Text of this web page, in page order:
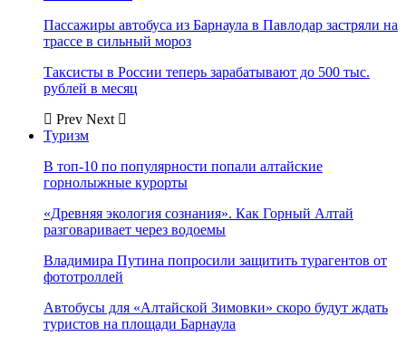
Пассажиры автобуса из Барнаула в Павлодар застряли на
трассе в сильный мороз
Таксисты в России теперь зарабатывают до 500 тыс.
рублей в месяц
Prev Next
Туризм
В топ-10 по популярности попали алтайские
горнолыжные курорты
«Древняя экология сознания». Как Горный Алтай
разговаривает через водоемы
Владимира Путина попросили защитить турагентов от
фототроллей
Автобусы для «Алтайской Зимовки» скоро будут ждать
туристов на площади Барнаула